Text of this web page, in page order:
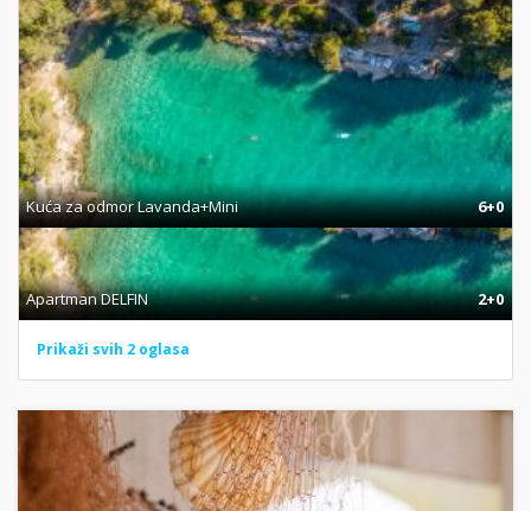
Kuća za odmor Lavanda+Mini 6+0
Apartman DELFIN 2+0
Prikaži svih 2 oglasa